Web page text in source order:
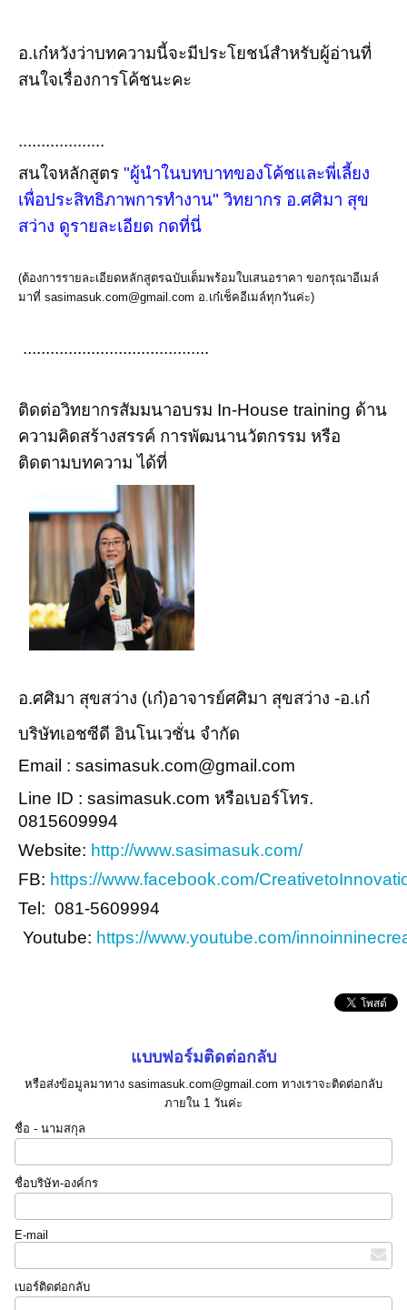
อ.เก๋หวังว่าบทความนี้จะมีประโยชน์สำหรับผู้อ่านที่
สนใจเรื่องการโค้ชนะคะ
...................
สนใจหลักสูตร "ผู้นำในบทบาทของโค้ชและพี่เลี้ยง
เพื่อประสิทธิภาพการทำงาน" วิทยากร อ.ศศิมา สุข
สว่าง ดูรายละเอียด กดที่นี่
(ต้องการรายละเอียดหลักสูตรฉบับเต็มพร้อมใบเสนอราคา ขอกรุณาอีเมล์
มาที่ sasimasuk.com@gmail.com อ.เก๋เช็คอีเมล์ทุกวันค่ะ)
.........................................
ติดต่อวิทยากรสัมมนาอบรม In-House training ด้าน
ความคิดสร้างสรรค์ การพัฒนานวัตกรรม หรือ
ติดตามบทความ ได้ที่
อ.ศศิมา สุขสว่าง (เก๋)อาจารย์ศศิมา สุขสว่าง -อ.เก๋
บริษัทเอชซีดี อินโนเวชั่น จำกัด
Email : sasimasuk.com@gmail.com
Line ID : sasimasuk.com หรือเบอร์โทร.
0815609994
Website: http://www.sasimasuk.com/
FB: https://www.facebook.com/
Tel: 081-5609994
Youtube: https://www.youtube.com/
แบบฟอร์มติดต่อกลับ
หรือส่งข้อมูลมาทาง sasimasuk.com@gmail.com ทางเราจะติดต่อกลับ
ภายใน 1 วันค่ะ
ชื่อ - นามสกุล
ชื่อบริษัท-องค์กร
E-mail
เบอร์ติดต่อกลับ